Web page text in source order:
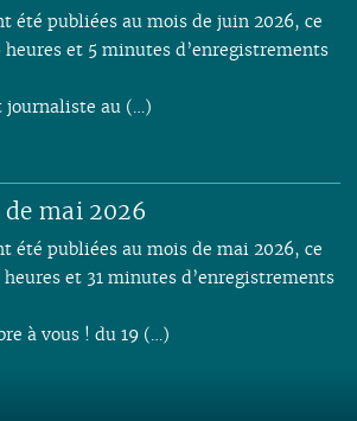
été publiées au mois de juin 2026, ce
heures et 5 minutes d’enregistrements
journaliste au (…)
mai 2026
été publiées au mois de mai 2026, ce
heures et 31 minutes d’enregistrements
à vous ! du 19 (…)